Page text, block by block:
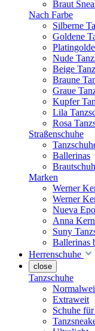
Braut
Nach Farbe
Silberne
Goldene
Nude
Beige
Braune
Graue
Kupfer
Lila
Rosa
Straßenschuhe
Ballerinas
Marken
Werner
Werner
Nueva
Anna Kern
Suny
Ballerinas
Herrenschuhe
close
Tanzschuhe
Extraweit
Schuhe